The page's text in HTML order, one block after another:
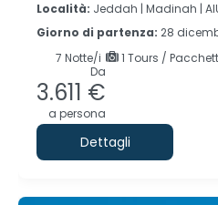
Località: Jeddah | Madinah |
Giorno di partenza: 28
7 Notte/i 1 Tours /
Da
3.611 €
a persona
Dettagli